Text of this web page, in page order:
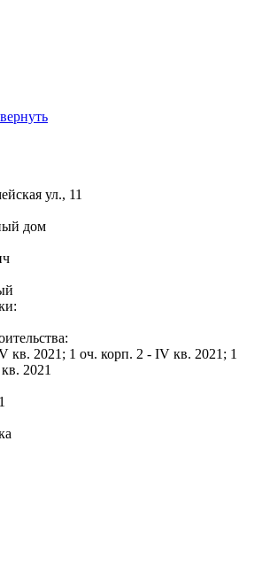
ул., 11
дом
кв. 2021; 1 оч. корп. 2 - IV кв. 2021; 1
2021